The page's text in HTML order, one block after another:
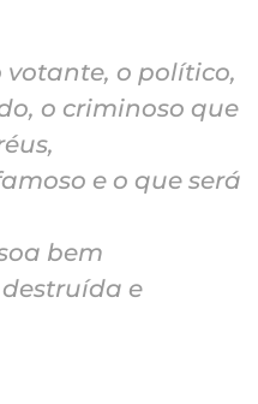
votante, o político,
o criminoso que
e o que será
bem
e